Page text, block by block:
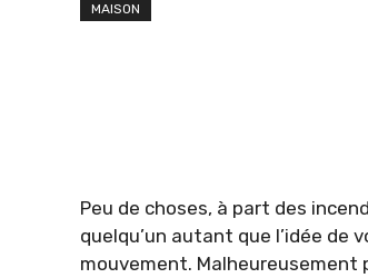
MAISON
Peu de choses, à part des
quelqu’un autant que l’idée de
mouvement. Malheureusement